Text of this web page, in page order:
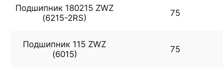
Подшипник 180215 ZWZ
(6215-2RS)
75
Подшипник 115 ZWZ
(6015)
75